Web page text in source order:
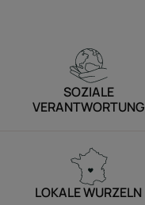
SOZIALE
VERANTWORTUNG
LOKALE WURZELN